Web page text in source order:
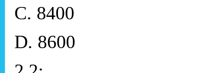
C. 8400
D. 8600